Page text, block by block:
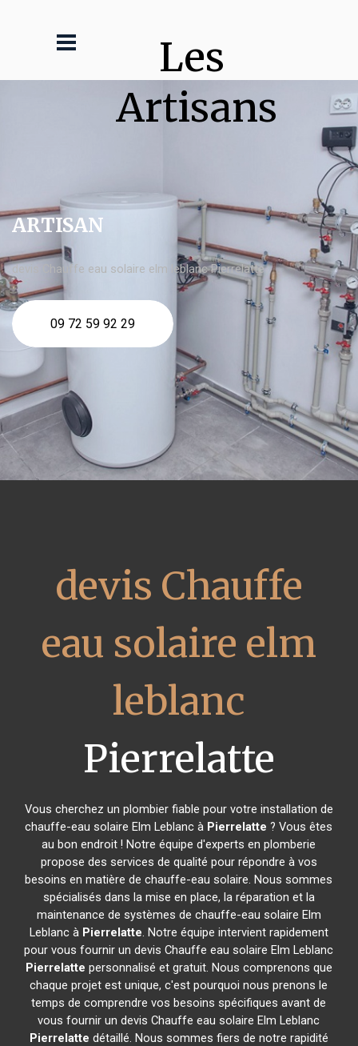
Les
Artisans
ARTISAN
devis Chauffe eau solaire elm leblanc Pierrelatte
09 72 59 92 29
devis Chauffe
eau solaire elm
leblanc
Pierrelatte
Vous cherchez un plombier fiable pour votre installation de
chauffe-eau solaire Elm Leblanc à Pierrelatte ? Vous êtes
au bon endroit ! Notre équipe d'experts en plomberie
propose des services de qualité pour répondre à vos
besoins en matière de chauffe-eau solaire. Nous sommes
spécialisés dans la mise en place, la réparation et la
maintenance de systèmes de chauffe-eau solaire Elm
Leblanc à Pierrelatte. Notre équipe intervient rapidement
pour vous fournir un devis Chauffe eau solaire Elm Leblanc
Pierrelatte personnalisé et gratuit. Nous comprenons que
chaque projet est unique, c'est pourquoi nous prenons le
temps de comprendre vos besoins spécifiques avant de
vous fournir un devis Chauffe eau solaire Elm Leblanc
Pierrelatte détaillé. Nous sommes fiers de notre rapidité